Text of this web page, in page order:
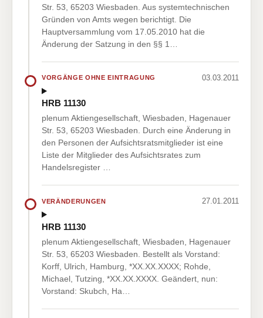
Str. 53, 65203 Wiesbaden. Aus systemtechnischen
Gründen von Amts wegen berichtigt. Die
Hauptversammlung vom 17.05.2010 hat die
Änderung der Satzung in den §§ 1…
VORGÄNGE OHNE EINTRAGUNG 03.03.2011
HRB 11130
plenum Aktiengesellschaft, Wiesbaden, Hagenauer
Str. 53, 65203 Wiesbaden. Durch eine Änderung in
den Personen der Aufsichtsratsmitglieder ist eine
Liste der Mitglieder des Aufsichtsrates zum
Handelsregister …
VERÄNDERUNGEN 27.01.2011
HRB 11130
plenum Aktiengesellschaft, Wiesbaden, Hagenauer
Str. 53, 65203 Wiesbaden. Bestellt als Vorstand:
Korff, Ulrich, Hamburg, *XX.XX.XXXX; Rohde,
Michael, Tutzing, *XX.XX.XXXX. Geändert, nun:
Vorstand: Skubch, Ha…